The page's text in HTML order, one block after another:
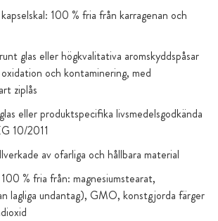
100 % fria från karragenan och
glas eller högkvalitativa aromskyddspåsar
och kontaminering, med
ziplås
eller produktspecifika livsmedelsgodkända
10/2011
av ofarliga och hållbara material
% fria från: magnesiumstearat,
lagliga undantag), GMO, konstgjorda färger